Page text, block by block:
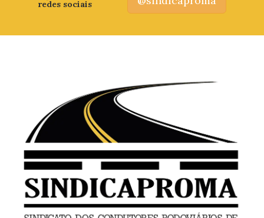
redes sociais